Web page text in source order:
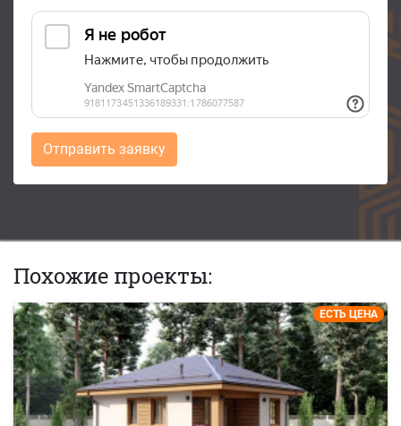
Отправить заявку
Похожие проекты:
ЕСТЬ ЦЕНА